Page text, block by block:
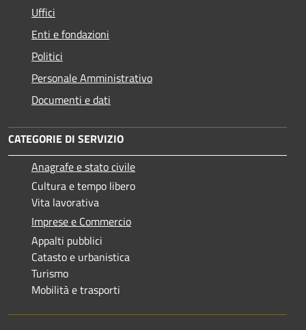
Uffici
Enti e fondazioni
Politici
Personale Amministrativo
Documenti e dati
CATEGORIE DI SERVIZIO
Anagrafe e stato civile
Cultura e tempo libero
Vita lavorativa
Imprese e Commercio
Appalti pubblici
Catasto e urbanistica
Turismo
Mobilità e trasporti